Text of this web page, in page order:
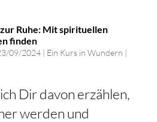
Ruhe: Mit spirituellen
finden
09/2024| Ein Kurs in Wundern |
Dir davon erzählen,
werden und